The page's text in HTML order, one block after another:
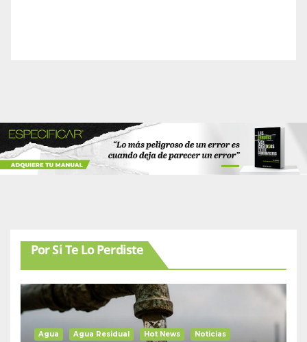
Por Si Te Lo Perdiste
Agua Agua Residual Hot News Noticias